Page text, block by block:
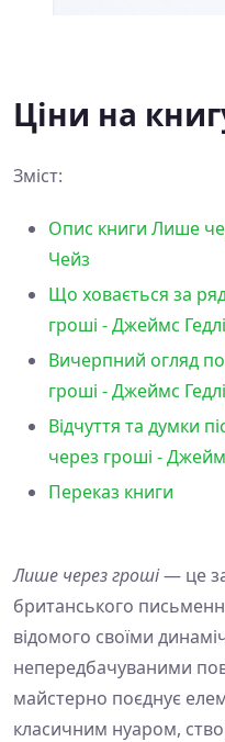
Ціни на
Зміст:
Опис книги Лише
Чейз
Що ховається за
гроші - Джеймс
Вичерпний огляд
гроші - Джеймс
Відчуття та думки
через гроші -
Переказ книги
Лише через гроші— це
британського
відомого своїми
непередбачуваними
майстерно поєднує
класичним нуаром,